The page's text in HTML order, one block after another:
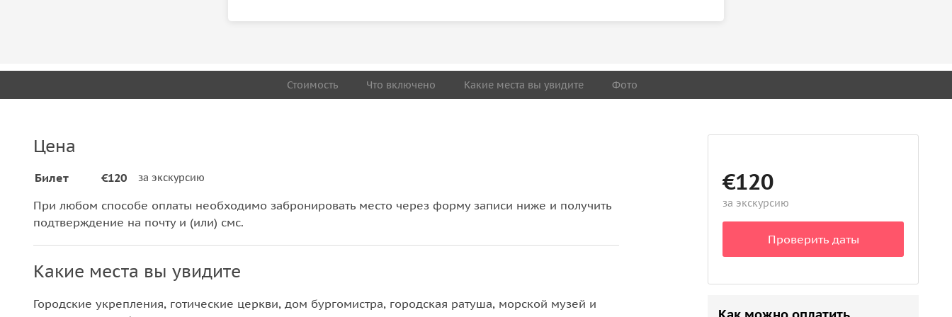
Стоимость Что включено Какие места вы увидите Фото
Цена
Билет €120 за экскурсию
При любом способе оплаты необходимо забронировать место через форму записи ниже и получить
подтверждение на почту и (или) смс.
Какие места вы увидите
Городские укрепления, готические церкви, дом бургомистра, городская ратуша, морской музей и
€120
за экскурсию
Проверить даты